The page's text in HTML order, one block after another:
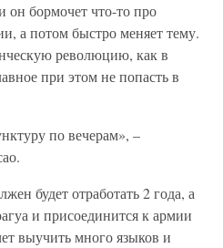
он бормочет что-то про
а потом быстро меняет тему.
революцию, как в
при этом не попасть в
по вечерам», –
будет отработать 2 года, а
и присоединится к армии
выучить много языков и